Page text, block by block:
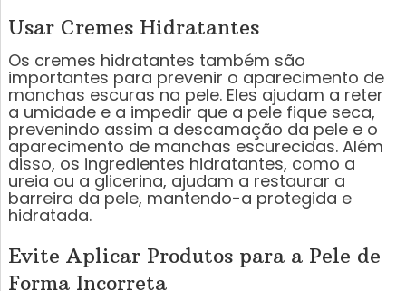
Usar Cremes Hidratantes
Os cremes hidratantes também são
importantes para prevenir o aparecimento de
manchas escuras na pele. Eles ajudam a reter
a umidade e a impedir que a pele fique seca,
prevenindo assim a descamação da pele e o
aparecimento de manchas escurecidas. Além
disso, os ingredientes hidratantes, como a
ureia ou a glicerina, ajudam a restaurar a
barreira da pele, mantendo-a protegida e
hidratada.
Evite Aplicar Produtos para a Pele de
Forma Incorreta